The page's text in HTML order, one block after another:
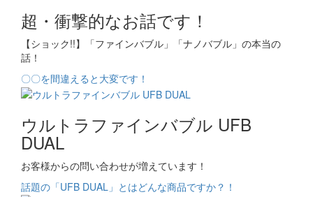
超・衝撃的なお話です！
【ショック!!】「ファインバブル」「ナノバブル」の本当の
話！
〇〇を間違えると大変です！
ウルトラファインバブル UFB
DUAL
お客様からの問い合わせが増えています！
話題の「UFB DUAL」とはどんな商品ですか？！